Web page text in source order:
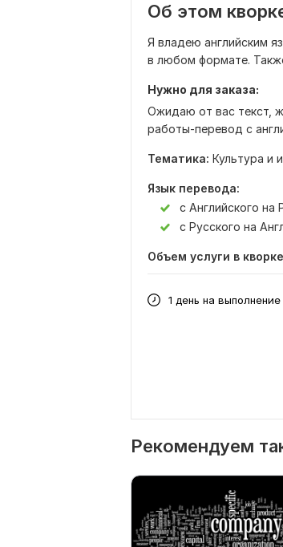
Об этом
Я владею английским
в любом формате.
Нужно для заказа:
Ожидаю от вас текст,
работы-перевод с
Тематика: Культура и
Язык перевода:
с Английского на
с Русского на
Объем услуги в
1 день на выполнение
Рекомендуем